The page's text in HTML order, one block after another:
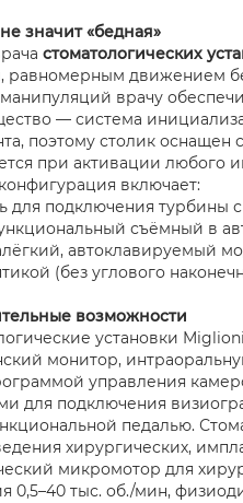
значит «бедная»
стоматологических
равномерным движением
врачу
— система
поэтому столик
при активации любого
включает:
для подключения турбины
съёмный в
автоклавируемый
(без углового
возможности
установки
монитор,
управления
для подключения
педалью.
хирургических,
микромотор для
0,5–40 тыс. об./мин,